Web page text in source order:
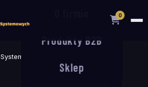
0
Produkty B2B
Sklep
System-G 11/30 mm (guma/winyl)